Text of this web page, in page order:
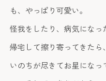
も、やっぱり可愛い。
怪我をしたり、病気になっ
帰宅して擦り寄ってきたら
いのちが尽きてお星にな